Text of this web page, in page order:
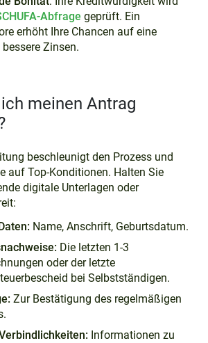
Abfrage geprüft. Ein
erhöht Ihre Chancen auf eine
Zinsen.
meinen Antrag
beschleunigt den Prozess und
auf Top-Konditionen. Halten Sie
digitale Unterlagen oder
Name, Anschrift, Geburtsdatum.
Die letzten 1-3
oder der letzte
bei Selbstständigen.
Zur Bestätigung des regelmäßigen
Informationen zu